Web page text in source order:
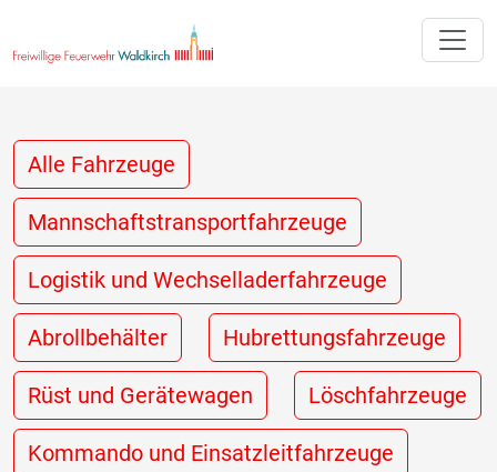
Alle Fahrzeuge
Mannschaftstransportfahrzeuge
Logistik und Wechselladerfahrzeuge
Abrollbehälter Hubrettungsfahrzeuge
Rüst und Gerätewagen Löschfahrzeuge
Kommando und Einsatzleitfahrzeuge